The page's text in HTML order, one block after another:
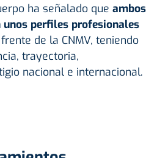
ha señalado que ambos
perfiles profesionales
de la CNMV, teniendo
trayectoria,
nacional e internacional.